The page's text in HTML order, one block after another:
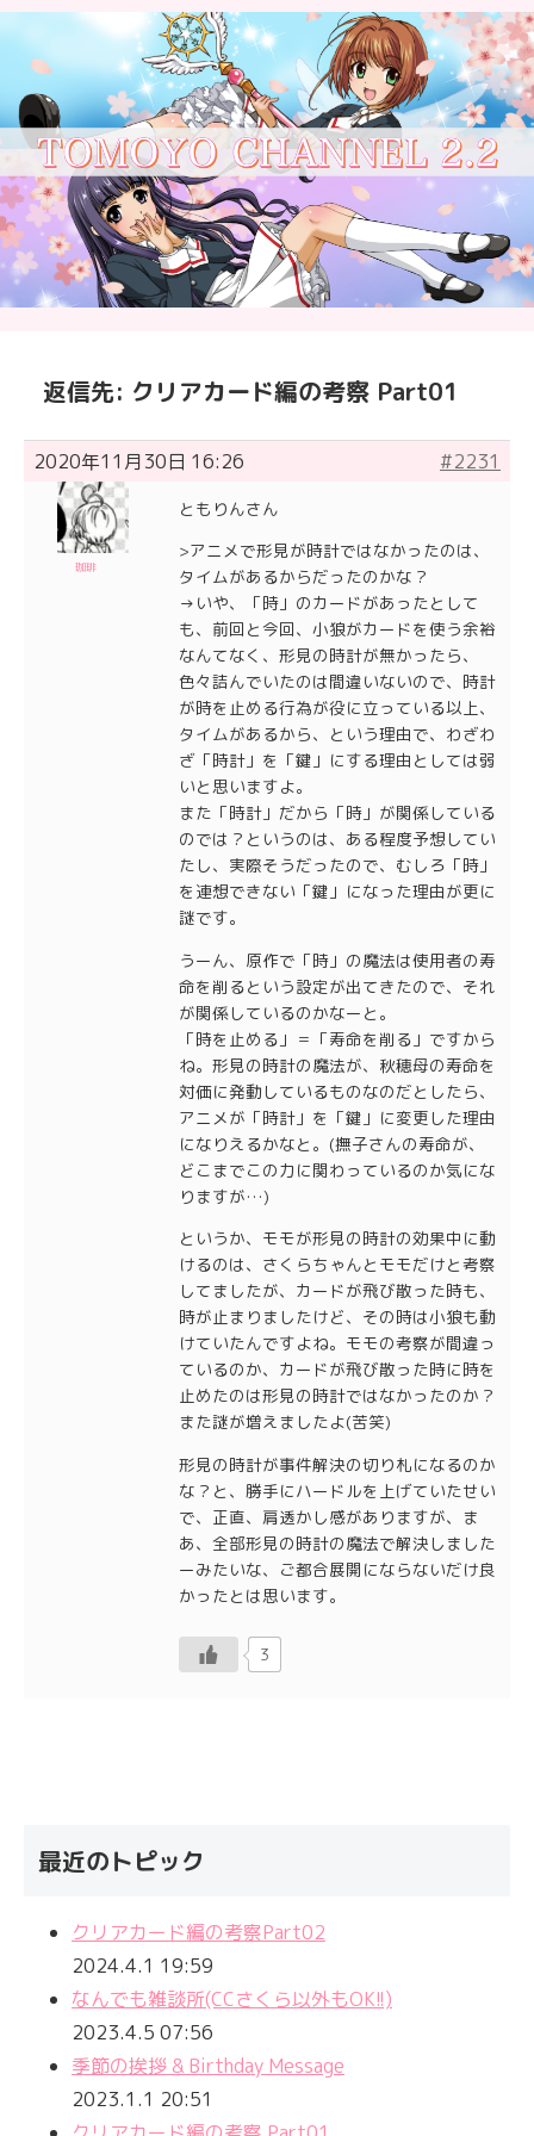
返信先: クリアカード編の考察 Part01
2020年11月30日 16:26 #2231
珈琲
ともりんさん
>アニメで形見が時計ではなかったのは、
タイムがあるからだったのかな？
→いや、「時」のカードがあったとして
も、前回と今回、小狼がカードを使う余裕
なんてなく、形見の時計が無かったら、
色々詰んでいたのは間違いないので、時計
が時を止める行為が役に立っている以上、
タイムがあるから、という理由で、わざわ
ざ「時計」を「鍵」にする理由としては弱
いと思いますよ。
また「時計」だから「時」が関係している
のでは？というのは、ある程度予想してい
たし、実際そうだったので、むしろ「時」
を連想できない「鍵」になった理由が更に
謎です。
うーん、原作で「時」の魔法は使用者の寿
命を削るという設定が出てきたので、それ
が関係しているのかなーと。
「時を止める」＝「寿命を削る」ですから
ね。形見の時計の魔法が、秋穂母の寿命を
対価に発動しているものなのだとしたら、
アニメが「時計」を「鍵」に変更した理由
になりえるかなと。(撫子さんの寿命が、
どこまでこの力に関わっているのか気にな
りますが…)
というか、モモが形見の時計の効果中に動
けるのは、さくらちゃんとモモだけと考察
してましたが、カードが飛び散った時も、
時が止まりましたけど、その時は小狼も動
けていたんですよね。モモの考察が間違っ
ているのか、カードが飛び散った時に時を
止めたのは形見の時計ではなかったのか？
また謎が増えましたよ(苦笑)
形見の時計が事件解決の切り札になるのか
な？と、勝手にハードルを上げていたせい
で、正直、肩透かし感がありますが、ま
あ、全部形見の時計の魔法で解決しました
ーみたいな、ご都合展開にならないだけ良
かったとは思います。
3
最近のトピック
クリアカード編の考察Part02
2024.4.1 19:59
なんでも雑談所(CCさくら以外もOK!!)
2023.4.5 07:56
季節の挨拶 & Birthday Message
2023.1.1 20:51